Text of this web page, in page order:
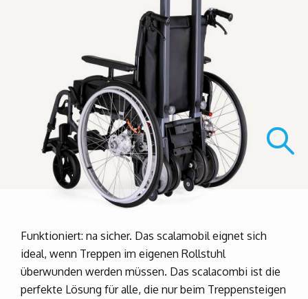
Funktioniert: na sicher. Das scalamobil eignet sich
ideal, wenn Treppen im eigenen Rollstuhl
überwunden werden müssen. Das scalacombi ist die
perfekte Lösung für alle, die nur beim Treppensteigen